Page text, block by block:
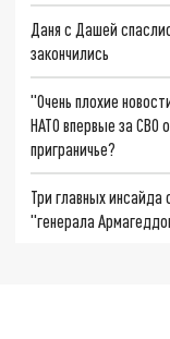
Даня с Дашей
закончились
"Очень плохие
НАТО впервые за СВО
приграничье?
Три главных
"генерала